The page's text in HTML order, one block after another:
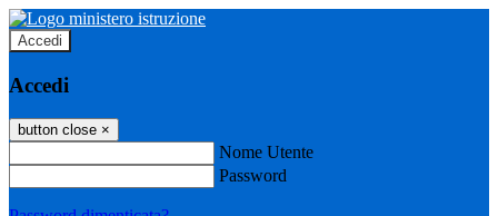
Accedi
Accedi
button close ×
Nome Utente
Password